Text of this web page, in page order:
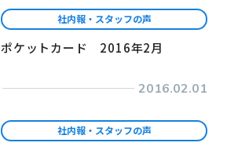
社内報・スタッフの声
ポケットカード 2016年2月
2016.02.01
社内報・スタッフの声